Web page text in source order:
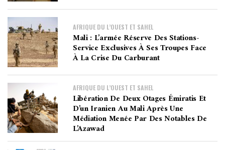
AFRIQUE DU L’OUEST ET SAHEL
Mali : L’armée Réserve Des Stations-
Service Exclusives À Ses Troupes Face
À La Crise Du Carburant
AFRIQUE DU L’OUEST ET SAHEL
Libération De Deux Otages Émiratis Et
D’un Iranien Au Mali Après Une
Médiation Menée Par Des Notables De
L’Azawad